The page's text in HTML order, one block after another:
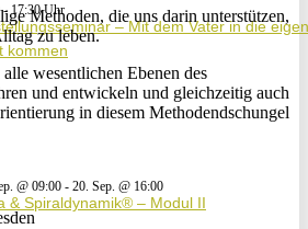
-17:30
– Mit dem Vater in die
kommen
@ 09:00 - 20. Sep. @ 16:00
& Spiraldynamik® – Modul II
Methoden, die uns darin unterstützen,
zu leben.
wesent­lichen Ebenen des
und entwickeln und gleichzeitig auch
in diesem Methodendschungel